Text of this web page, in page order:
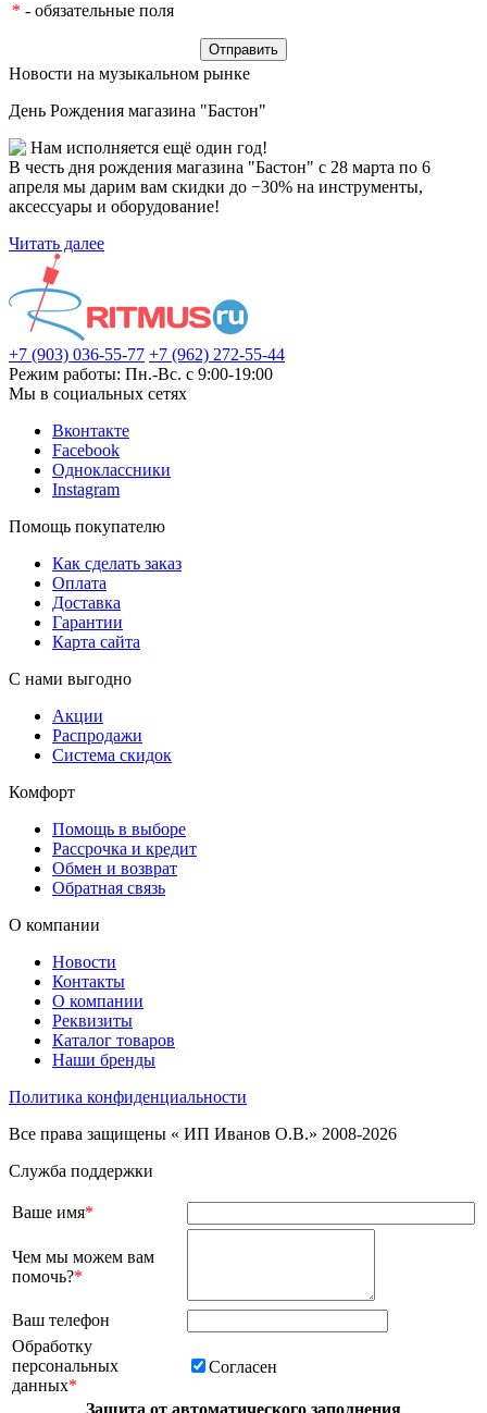
* - обязательные поля
Новости на музыкальном рынке
День Рождения магазина "Бастон"
Нам исполняется ещё один год!
В честь дня рождения магазина "Бастон" с 28 марта по 6
апреля мы дарим вам скидки до −30% на инструменты,
аксессуары и оборудование!
Читать далее
+7 (903) 036-55-77 +7 (962) 272-55-44
Режим работы: Пн.-Вс. с 9:00-19:00
Мы в социальных сетях
Вконтакте
Facebook
Одноклассники
Instagram
Помощь покупателю
Как сделать заказ
Оплата
Доставка
Гарантии
Карта сайта
С нами выгодно
Акции
Распродажи
Система скидок
Комфорт
Помощь в выборе
Рассрочка и кредит
Обмен и возврат
Обратная связь
О компании
Новости
Контакты
О компании
Реквизиты
Каталог товаров
Наши бренды
Политика конфиденциальности
Все права защищены « ИП Иванов О.В.» 2008-2026
Служба поддержки
Ваше имя*
Чем мы можем вам
помочь?*
Ваш телефон
Обработку
персональных
данных*
Согласен